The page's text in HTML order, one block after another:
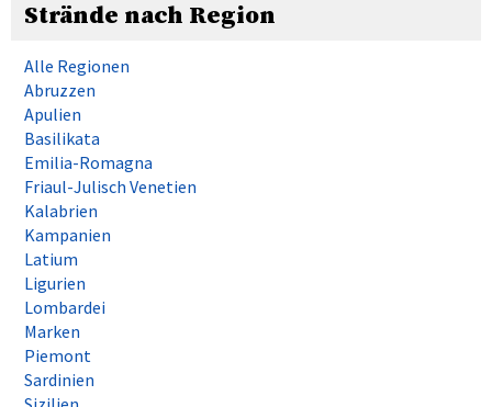
Strände nach Region
Alle Regionen
Abruzzen
Apulien
Basilikata
Emilia-Romagna
Friaul-Julisch Venetien
Kalabrien
Kampanien
Latium
Ligurien
Lombardei
Marken
Piemont
Sardinien